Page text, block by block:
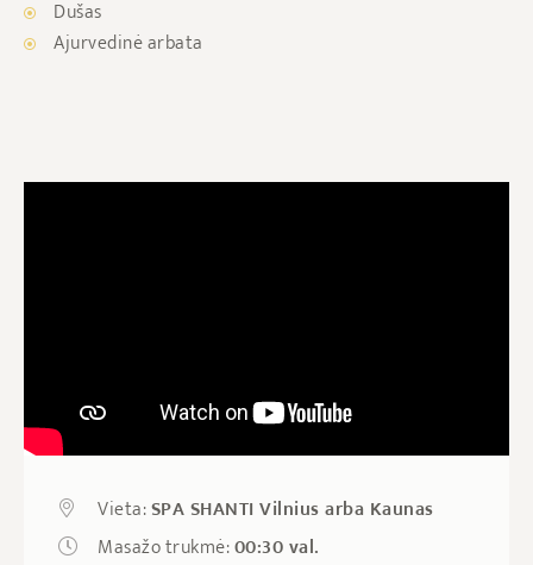
Dušas
Ajurvedinė arbata
Vieta:SPA SHANTI Vilnius arba Kaunas
Masažo trukmė:00:30 val.